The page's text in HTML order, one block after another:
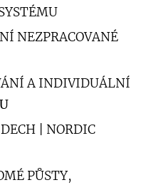
NEZPRACOVANÉ
A INDIVIDUÁLNÍ
| NORDIC
PŮSTY,